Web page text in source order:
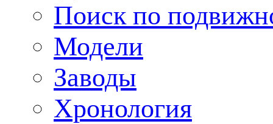
Поиск по
Модели
Заводы
Хронология